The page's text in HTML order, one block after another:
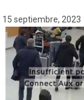
15 septiembre, 2023